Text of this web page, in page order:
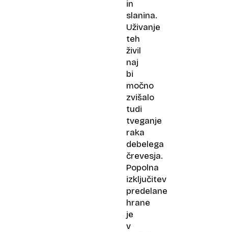
in
slanina.
Uživanje
teh
živil
naj
bi
močno
zvišalo
tudi
tveganje
raka
debelega
črevesja.
Popolna
izključitev
predelane
hrane
je
v